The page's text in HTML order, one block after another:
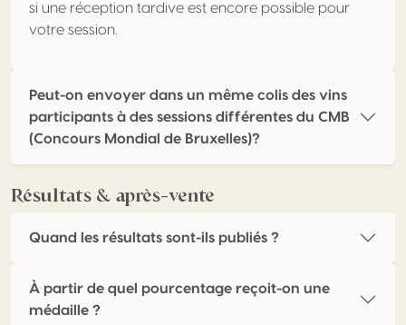
si une réception tardive est encore possible pour
votre session.
Peut-on envoyer dans un même colis des vins
participants à des sessions différentes du CMB
(Concours Mondial de Bruxelles)?
Résultats & après-vente
Quand les résultats sont-ils publiés ?
À partir de quel pourcentage reçoit-on une
médaille ?